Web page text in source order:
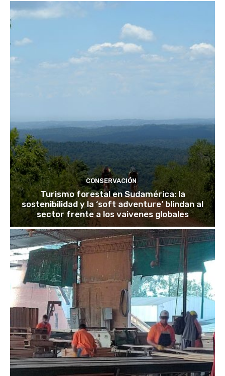
CONSERVACIÓN
Turismo forestal en Sudamérica: la
sostenibilidad y la ‘soft adventure’ blindan al
sector frente a los vaivenes globales